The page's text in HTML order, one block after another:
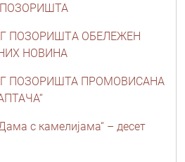
ПОЗОРИШТA ОБЕЛЕЖЕН
НОВИНA
ПОЗОРИШТА ПРОМОВИСАНА
с камелијама“ – десет